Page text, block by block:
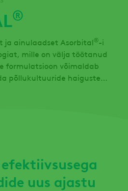
®
ja ainulaadset Asorbital®-i
mille on välja töötanud
formulatsioon võimaldab
põllukultuuride haiguste
uus ajastu